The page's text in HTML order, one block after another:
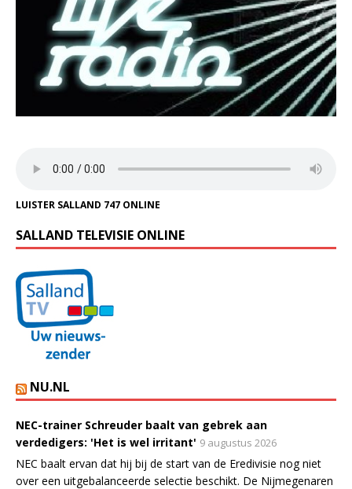
LUISTER SALLAND 747 ONLINE
SALLAND TELEVISIE ONLINE
NU.NL
NEC-trainer Schreuder baalt van gebrek aan
verdedigers: 'Het is wel irritant' 9 augustus 2026
NEC baalt ervan dat hij bij de start van de Eredivisie nog niet
over een uitgebalanceerde selectie beschikt. De Nijmegenaren